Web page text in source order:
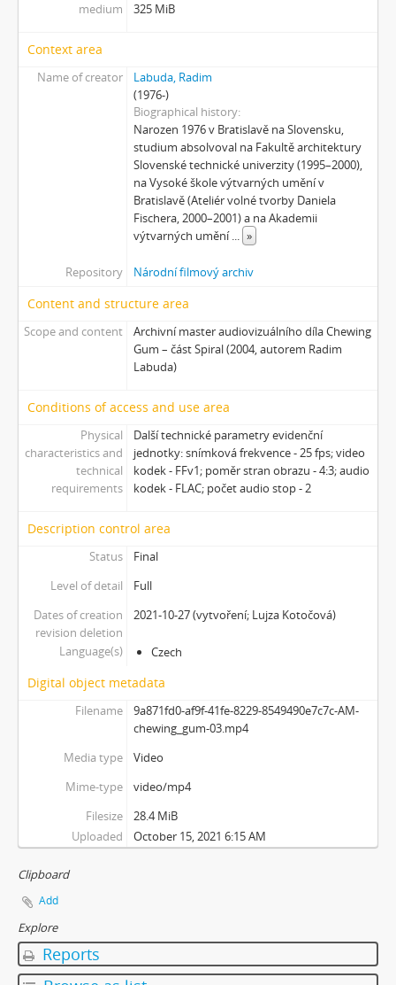
[Subseries] 360°
[Subseries] Jízda
[Subseries] Naše okrasné zahrádky – Unsere Gärten
[Subseries] Našla v lese
[Subseries] Karamel je cukr, co už se neuzdraví
[Subseries] Konec jedince
[Subseries] Míchačka
[Subseries] Kapusta
[Subseries] Turista
[Subseries] Dům daleko
[Subseries] Bosákové hody
[Subseries] Suchá u Nejdku
[Subseries] Džbány Franze Maxery v hospodě U Lojzy
[Subseries] Zkušebna v Argentinské
[Subseries] Hanibalova svatba
[Subseries] Klukovice, Bondy
[Subseries] Psychodrama
[Subseries] Mumlava
[Subseries] Zívrovy Prachovské skály
[Subseries] Cesta
[Subseries] Braunův betlém
[Subseries] Javorovým dolem
[Subseries] Hřiště
[Subseries] Image Maker
[Subseries] 28 stotín Synagógy
[Subseries] Z lásky
[Subseries] Otevřeno zavřeno otevřeno zavřeno...
[Subseries] Klatov
[Subseries] Jizvy, jiskry, jistoty
[Subseries] Země, světlo, vzduch
[Subseries] Malování do vzduchu
[Subseries] Slovo
[Subseries] Virtuální opona
[Subseries] Abstraktní animace ze 60. let
[Subseries] Barvy
medium
325 MiB
Context area
Name of creator
Labuda, Radim
(1976-)
Biographical history
Narozen 1976 v Bratislavě na Slovensku,
studium absolvoval na Fakultě architektury
Slovenské technické univerzity (1995–2000),
na Vysoké škole výtvarných umění v
Bratislavě (Ateliér volné tvorby Daniela
Fischera, 2000–2001) a na Akademii
výtvarných umění... »
Repository Národní filmový archiv
Content and structure area
Scope and content
Archivní master audiovizuálního díla Chewing
Gum – část Spiral (2004, autorem Radim
Labuda)
Conditions of access and use area
Physical
characteristics and
technical
requirements
Další technické parametry evidenční
jednotky: snímková frekvence - 25 fps; video
kodek - FFv1; poměr stran obrazu - 4:3; audio
kodek - FLAC; počet audio stop - 2
Description control area
Status
Final
Level of detail
Full
Dates of creation
revision deletion
2021-10-27 (vytvoření; Lujza Kotočová)
Language(s) Czech
Digital object metadata
Filename
9a871fd0-af9f-41fe-8229-8549490e7c7c-AM-
chewing_gum-03.mp4
Media type
Video
Mime-type
video/mp4
Filesize
28.4 MiB
Uploaded
October 15, 2021 6:15 AM
Clipboard
Add
Explore
Reports